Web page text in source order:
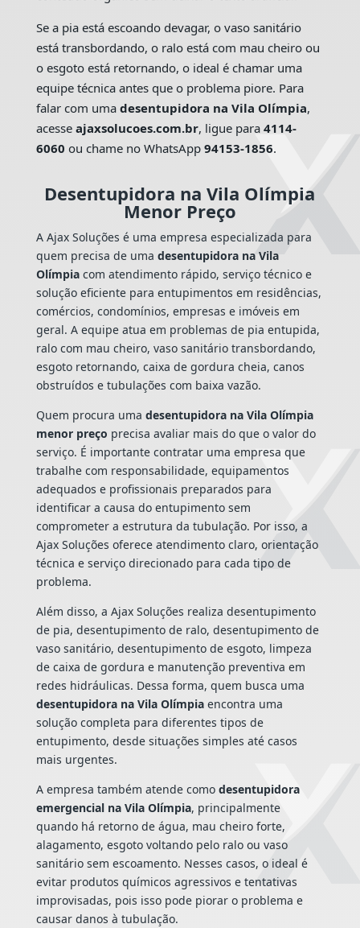
Se a pia está escoando devagar, o vaso sanitário
está transbordando, o ralo está com mau cheiro ou
o esgoto está retornando, o ideal é chamar uma
equipe técnica antes que o problema piore. Para
falar com uma desentupidora na Vila Olímpia,
acesse ajaxsolucoes.com.br, ligue para 4114-
6060 ou chame no WhatsApp 94153-1856.
Desentupidora na Vila Olímpia
Menor Preço
A Ajax Soluções é uma empresa especializada para
quem precisa de uma desentupidora na Vila
Olímpiacom atendimento rápido, serviço técnico e
solução eficiente para entupimentos em residências,
comércios, condomínios, empresas e imóveis em
geral. A equipe atua em problemas de pia entupida,
ralo com mau cheiro, vaso sanitário transbordando,
esgoto retornando, caixa de gordura cheia, canos
obstruídos e tubulações com baixa vazão.
Quem procura uma desentupidora na Vila Olímpia
menor preço precisa avaliar mais do que o valor do
serviço. É importante contratar uma empresa que
trabalhe com responsabilidade, equipamentos
adequados e profissionais preparados para
identificar a causa do entupimento sem
comprometer a estrutura da tubulação. Por isso, a
Ajax Soluções oferece atendimento claro, orientação
técnica e serviço direcionado para cada tipo de
problema.
Além disso, a Ajax Soluções realiza desentupimento
de pia, desentupimento de ralo, desentupimento de
vaso sanitário, desentupimento de esgoto, limpeza
de caixa de gordura e manutenção preventiva em
redes hidráulicas. Dessa forma, quem busca uma
desentupidora na Vila Olímpiaencontra uma
solução completa para diferentes tipos de
entupimento, desde situações simples até casos
mais urgentes.
A empresa também atende como desentupidora
emergencial na Vila Olímpia, principalmente
quando há retorno de água, mau cheiro forte,
alagamento, esgoto voltando pelo ralo ou vaso
sanitário sem escoamento. Nesses casos, o ideal é
evitar produtos químicos agressivos e tentativas
improvisadas, pois isso pode piorar o problema e
causar danos à tubulação.